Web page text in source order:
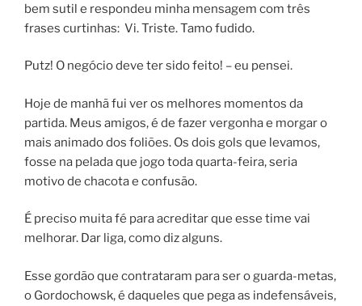
bem sutil e respondeu minha mensagem com três
frases curtinhas: Vi. Triste. Tamo fudido.
Putz! O negócio deve ter sido feito! – eu pensei.
Hoje de manhã fui ver os melhores momentos da
partida. Meus amigos, é de fazer vergonha e morgar o
mais animado dos foliões. Os dois gols que levamos,
fosse na pelada que jogo toda quarta-feira, seria
motivo de chacota e confusão.
É preciso muita fé para acreditar que esse time vai
melhorar. Dar liga, como diz alguns.
Esse gordão que contrataram para ser o guarda-metas,
o Gordochowsk, é daqueles que pega as indefensáveis,